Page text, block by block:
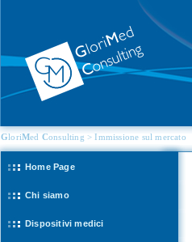
GloriMed Consulting > Immissione sul mercato
Home Page
Chi siamo
Dispositivi medici